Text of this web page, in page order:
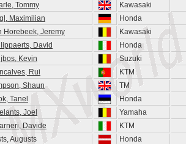
Tommy
Kawasaki
Maximilian
Honda
Horebeek, Jeremy
Kawasaki
David
Honda
Kevin
Suzuki
Rui
KTM
Shaun
TM
Tanel
Honda
Joel
Yamaha
Davide
KTM
Augusts
Honda